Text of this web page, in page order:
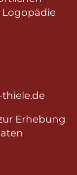
Logopädie
Erhebung